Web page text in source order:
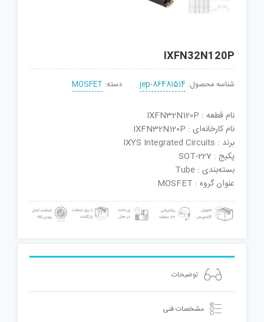
IXFN32N120P
شناسه محصول: jep-86481514 دسته: MOSFET
نام قطعه : IXFN32N120P
نام کارخانه‌ای : IXFN32N120P
برند : IXYS Integrated Circuits
پکیج : SOT-227
بسته‌بندی : Tube
عنوان گروه : MOSFET
توضیحات
مشخصات فنی